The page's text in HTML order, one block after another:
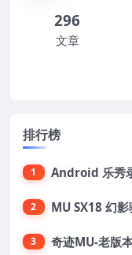
296
文章
排行榜
1 Android 乐秀
2 MU SX18 幻
3 奇迹MU-老版